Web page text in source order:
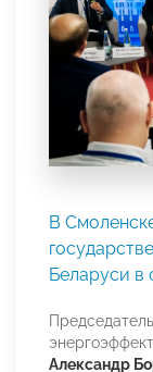
В
Беларуси в
Александр